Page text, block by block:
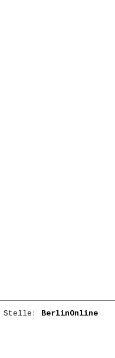
Stelle:
BerlinOnline